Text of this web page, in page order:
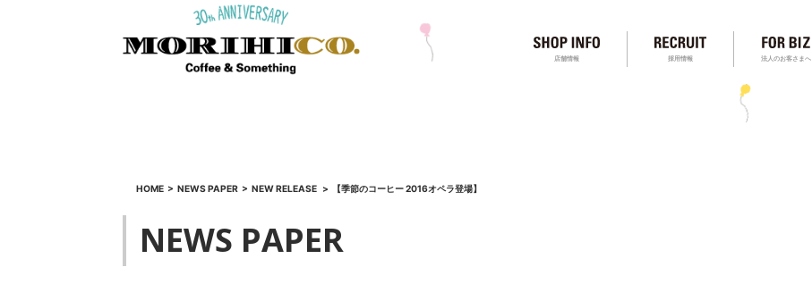
店舗情報 採用情報 法人のお客さまへ
HOME > NEWS PAPER > NEW RELEASE > 【季節のコーヒー 2016オペラ登場】
NEWS PAPER